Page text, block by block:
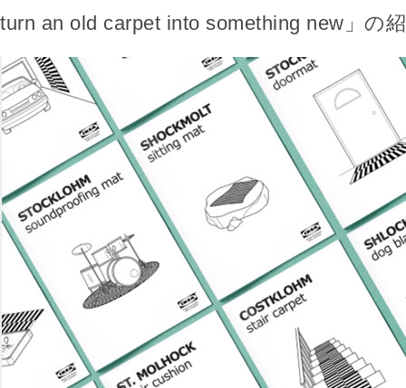
turn an old carpet into something new」の